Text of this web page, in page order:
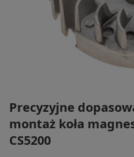
Precyzyjne
montaż koła
CS5200